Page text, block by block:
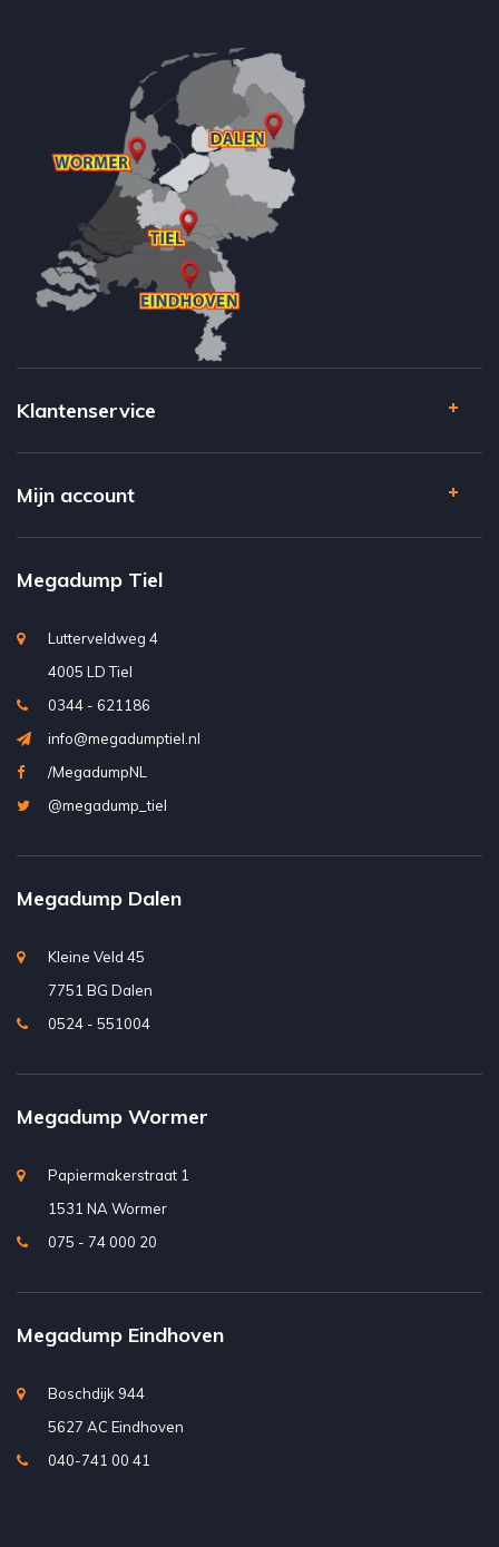
Klantenservice
Mijn account
Megadump Tiel
Lutterveldweg 4
4005 LD Tiel
0344 - 621186
info@megadumptiel.nl
/MegadumpNL
@megadump_tiel
Megadump Dalen
Kleine Veld 45
7751 BG Dalen
0524 - 551004
Megadump Wormer
Papiermakerstraat 1
1531 NA Wormer
075 - 74 000 20
Megadump Eindhoven
Boschdijk 944
5627 AC Eindhoven
040-741 00 41